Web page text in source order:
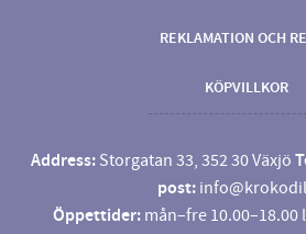
REKLAMATION OCH
KÖPVILLKOR
Address: Storgatan 33, 352 30 Växjö
post:
Öppettider:mån–fre 10.00–18.00